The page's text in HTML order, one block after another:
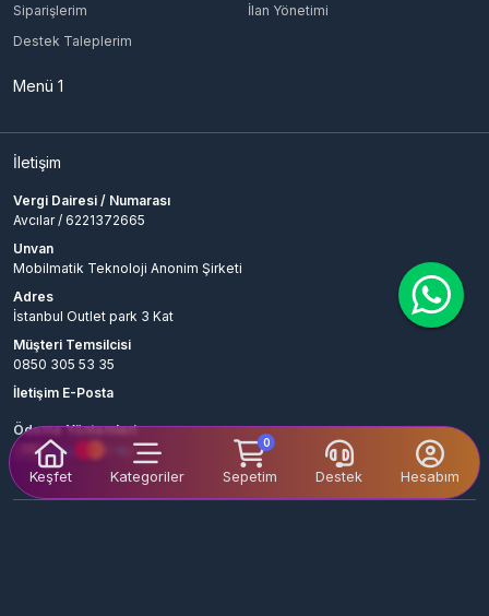
Keşfet Kategoriler
0
Sepetim Destek Hesabım
Siparişlerim
İlan Yönetimi
Destek Taleplerim
Menü 1
İletişim
Vergi Dairesi / Numarası
Avcılar / 6221372665
Unvan
Mobilmatik Teknoloji Anonim Şirketi
Adres
İstanbul Outlet park 3 Kat
Müşteri Temsilcisi
0850 305 53 35
İletişim E-Posta
Ödeme Yöntemleri